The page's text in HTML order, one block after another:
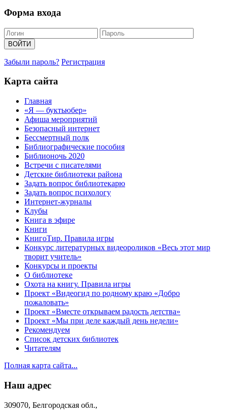
Форма входа
Забыли пароль? Регистрация
Карта сайта
Главная
«Я — буктьюбер»
Афиша мероприятий
Безопасный интернет
Бессмертный полк
Библиографические пособия
Библионочь 2020
Встречи с писателями
Детские библиотеки района
Задать вопрос библиотекарю
Задать вопрос психологу
Интернет-журналы
Клубы
Книга в эфире
Книги
КнигоТир. Правила игры
Конкурс литературных видеороликов «Весь этот мир
творит учитель»
Конкурсы и проекты
О библиотеке
Охота на книгу. Правила игры
Проект «Видеогид по родному краю «Добро
пожаловать»
Проект «Вместе открываем радость детства»
Проект «Мы при деле каждый день недели»
Рекомендуем
Список детских библиотек
Читателям
Полная карта сайта...
Наш адрес
309070, Белгородская обл.,